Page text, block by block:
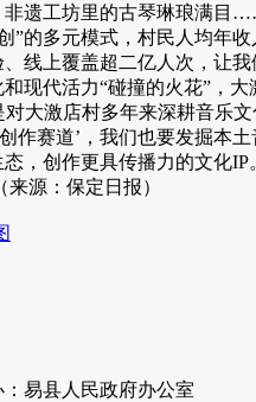
非遗工坊里的古琴琳琅满目
”的多元模式，村民人均年
线上覆盖超二亿人次，让我
现代活力“碰撞的火花”，
大激店村多年来深耕音乐
作赛道’，我们也要发掘
，创作更具传播力的文化IP
报）
易县人民政府办公室